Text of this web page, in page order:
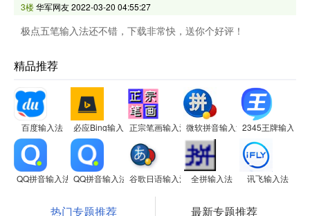
3楼华军网友2022-03-20 04:55:27
极点五笔输入法还不错，下载非常快，送你个好评！
精品推荐
百度输入法 必应Bing输入法正宗笔画输入法微软拼音输入法2345王牌输入法
QQ拼音输入法 QQ拼音输入法 谷歌日语输入法 全拼输入法 讯飞输入法
热门专题推荐 最新专题推荐